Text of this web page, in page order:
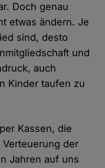
Doch genau
etwas ändern. Je
sind, desto
und
auch
Kinder taufen zu
Kassen, die
der
Jahren auf uns